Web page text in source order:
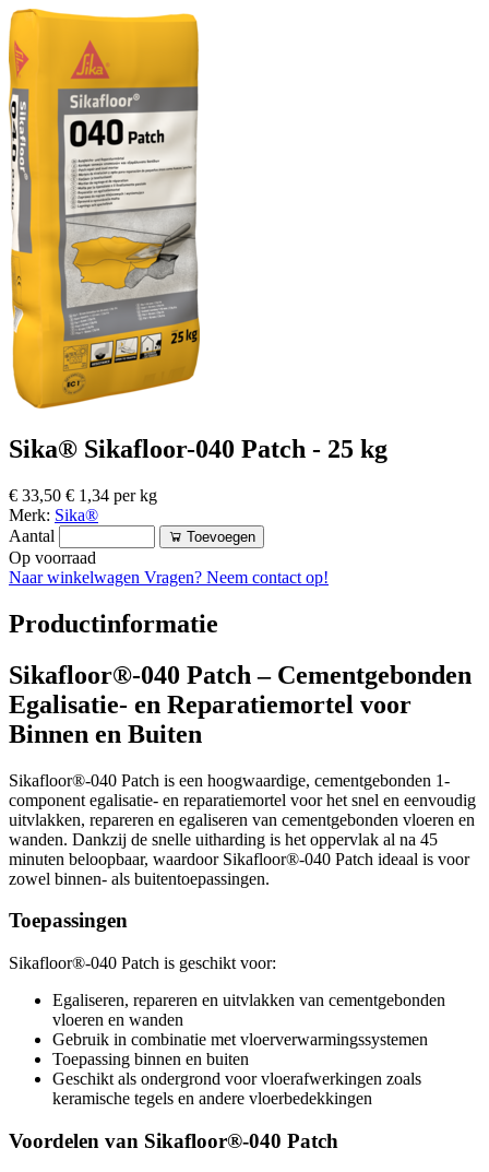
Sika® Sikafloor-040 Patch - 25 kg
€ 33,50 € 1,34 per kg
Merk: Sika®
Aantal
Toevoegen
Op voorraad
Naar winkelwagen Vragen? Neem contact op!
Productinformatie
Sikafloor®-040 Patch – Cementgebonden
Egalisatie- en Reparatiemortel voor
Binnen en Buiten
Sikafloor®-040 Patch is een hoogwaardige, cementgebonden 1-
component egalisatie- en reparatiemortel voor het snel en eenvoudig
uitvlakken, repareren en egaliseren van cementgebonden vloeren en
wanden. Dankzij de snelle uitharding is het oppervlak al na 45
minuten beloopbaar, waardoor Sikafloor®-040 Patch ideaal is voor
zowel binnen- als buitentoepassingen.
Toepassingen
Sikafloor®-040 Patch is geschikt voor:
Egaliseren, repareren en uitvlakken van cementgebonden
vloeren en wanden
Gebruik in combinatie met vloerverwarmingssystemen
Toepassing binnen en buiten
Geschikt als ondergrond voor vloerafwerkingen zoals
keramische tegels en andere vloerbedekkingen
Voordelen van Sikafloor®-040 Patch